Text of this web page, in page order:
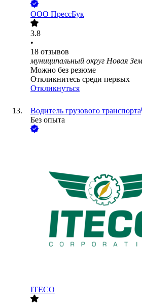
ООО ПрессБук
3.8
•
18 отзывов
муниципальный округ Новая
Можно без резюме
Откликнитесь среди первых
Откликнуться
Водитель грузового транспорта
Без опыта
ITECO